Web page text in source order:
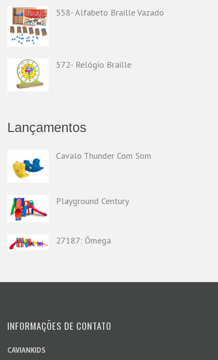
558- Alfabeto Braille Vazado
572- Relógio Braille
Lançamentos
Cavalo Thunder Com Som
Playground Century
27187: Ômega
INFORMAÇÕES DE CONTATO
CAVIANKIDS